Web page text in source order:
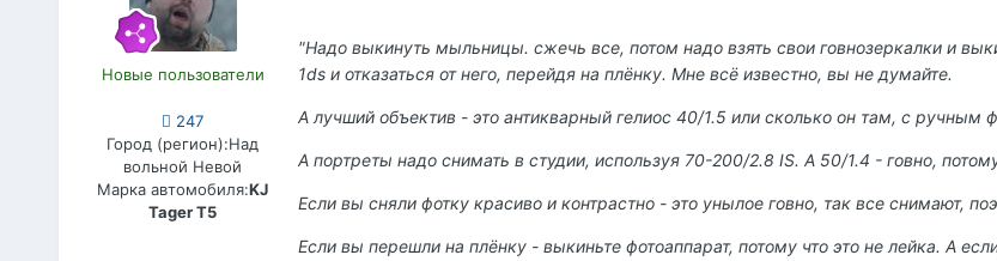
Новые пользователи
247
Город (регион):Над
вольной Невой
Марка автомобиля:KJ
Tager T5
"Надо выкинуть мыльницы. сжечь все, потом надо взять свои говнозеркалки и
1ds и отказаться от него, перейдя на плёнку. Мне всё известно, вы не думайте.
А лучший объектив - это антикварный гелиос 40/1.5 или сколько он там, с ручным
А портреты надо снимать в студии, используя 70-200/2.8 IS. А 50/1.4 - говно,
Если вы сняли фотку красиво и контрастно - это унылое говно, так все снимают,
Если вы перешли на плёнку - выкиньте фотоаппарат, потому что это не лейка. А